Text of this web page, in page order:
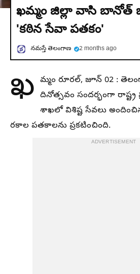
ఖమ్మం జిల్లా వాసి బానోత్
'కఠిన సేవా పతకం'
నమస్తే తెలంగాణ 2 months ago
ఖ మ్మం రూరల్‌, జూన్ 02 :
దినోత్సవం సందర్భంగా రాష్ట్ర
శాఖలో విశిష్ట సేవలు
రకాల పతకాలను ప్రకటించింది.
ADVERTISEMENT